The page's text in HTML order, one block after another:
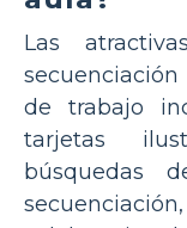
Las
de trabajo
tarjetas
búsquedas